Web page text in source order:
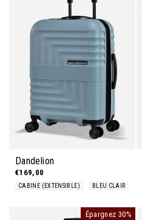
Dandelion
€169,00
CABINE (EXTENSIBLE) BLEU CLAIR
Épargnez 30%